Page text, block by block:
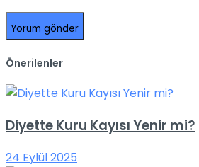
Önerilenler
Diyette Kuru Kayısı Yenir mi?
24 Eylül 2025